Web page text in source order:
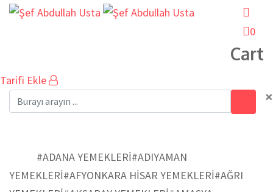
0
Cart
Tarifi Ekle
×
#ADANA YEMEKLERİ#ADIYAMAN
YEMEKLERİ#AFYONKARA HİSAR YEMEKLERİ#AĞRI